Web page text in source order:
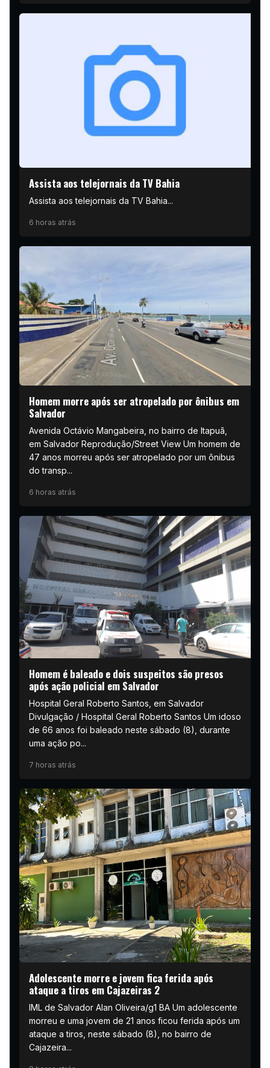
Assista aos telejornais da TV Bahia
Assista aos telejornais da TV Bahia...
6 horas atrás
Homem morre após ser atropelado por ônibus em
Salvador
Avenida Octávio Mangabeira, no bairro de Itapuã,
em Salvador Reprodução/Street View Um homem de
47 anos morreu após ser atropelado por um ônibus
do transp...
6 horas atrás
Homem é baleado e dois suspeitos são presos
após ação policial em Salvador
Hospital Geral Roberto Santos, em Salvador
Divulgação / Hospital Geral Roberto Santos Um idoso
de 66 anos foi baleado neste sábado (8), durante
uma ação po...
7 horas atrás
Adolescente morre e jovem fica ferida após
ataque a tiros em Cajazeiras 2
IML de Salvador Alan Oliveira/g1 BA Um adolescente
morreu e uma jovem de 21 anos ficou ferida após um
ataque a tiros, neste sábado (8), no bairro de
Cajazeira...